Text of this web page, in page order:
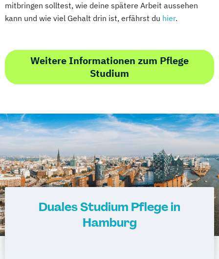
mitbringen solltest, wie deine spätere Arbeit aussehen
kann und wie viel Gehalt drin ist, erfährst du hier.
Weitere Informationen zum Pflege
Studium
Duales Studium Pflege in
Hamburg